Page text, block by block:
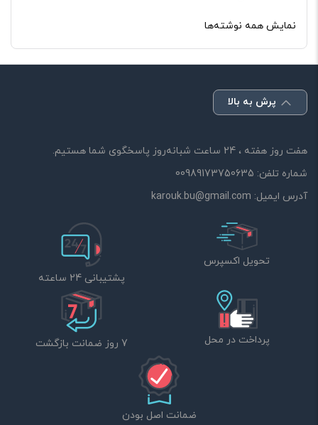
نمایش همه نوشته‌ها
پرش به بالا
هفت روز هفته ، 24 ساعت شبانه‌روز پاسخگوی شما هستیم.
شماره تلفن: 00989173750635
آدرس ایمیل: karouk.bu@gmail.com
تحویل اکسپرس
پشتیبانی 24 ساعته
پرداخت در محل 7 روز ضمانت بازگشت
ضمانت اصل بودن